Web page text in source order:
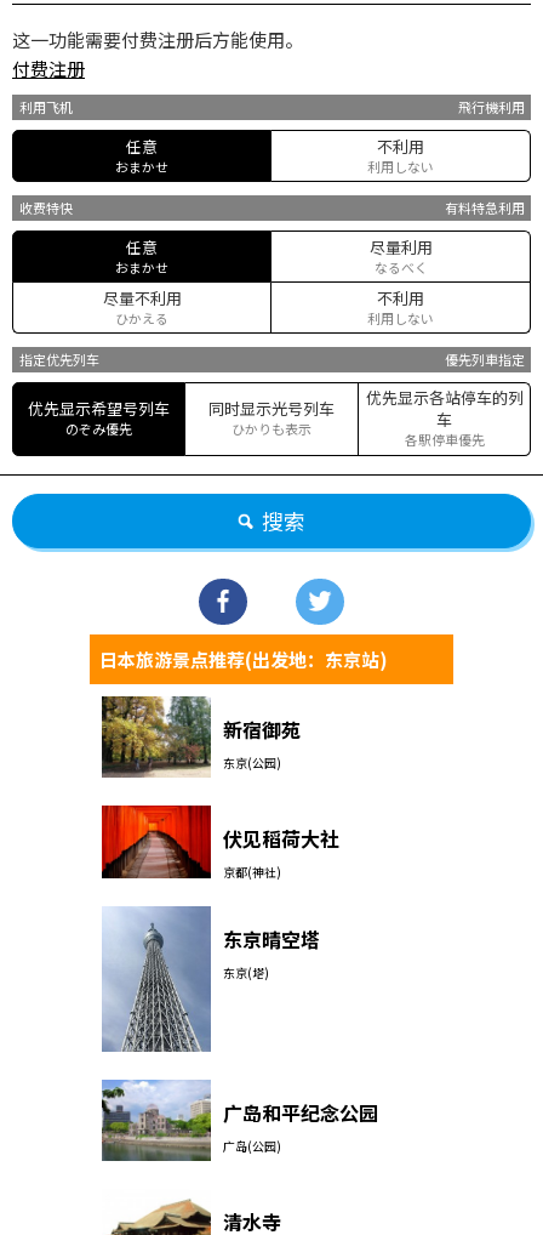
这一功能需要付费注册后方能使用。
付费注册
利用飞机 飛行機利用
任意
おまかせ
不利用
利用しない
收费特快 有料特急利用
任意
おまかせ
尽量利用
なるべく
尽量不利用
ひかえる
不利用
利用しない
指定优先列车 優先列車指定
优先显示希望号列车
のぞみ優先
同时显示光号列车
ひかりも表示
优先显示各站停车的列
车
各駅停車優先
搜索
日本旅游景点推荐(出发地：东京站)
新宿御苑
东京(公园)
伏见稻荷大社
京都(神社)
东京晴空塔
东京(塔)
广岛和平纪念公园
广岛(公园)
清水寺